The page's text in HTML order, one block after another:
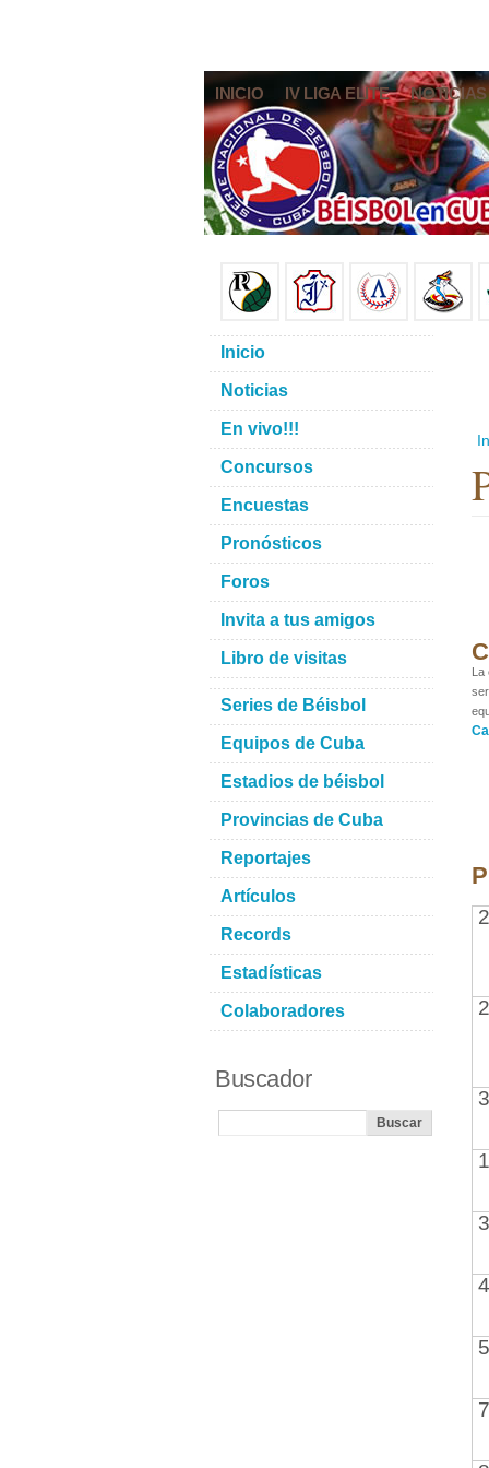
INICIO IV LIGA ELITE NOTICIAS
La
Inicio
Noticias
En vivo!!!
Concursos
Encuestas
Pronósticos
Foros
Invita a tus amigos
Libro de visitas
Series de Béisbol
Equipos de Cuba
Estadios de béisbol
Provincias de Cuba
Reportajes
Artículos
Records
Estadísticas
Colaboradores
Buscador